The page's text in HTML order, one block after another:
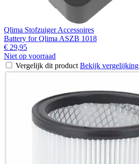
Qlima Stofzuiger Accessoires
Battery for Qlima ASZB 1018
€ 29,95
Niet op voorraad
Vergelijk dit product Bekijk vergelijking